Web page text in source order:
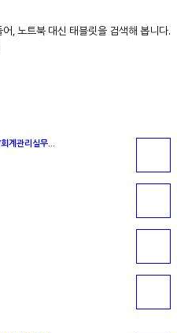
, 노트북 대신 태블릿을 검색해 봅니다.
계관리실무...